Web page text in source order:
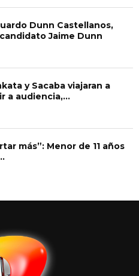
Dunn Castellanos,
Jaime Dunn
y Sacaba viajaran a
a audiencia,...
más”: Menor de 11 años